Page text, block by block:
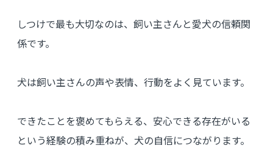
しつけで最も大切なのは、飼い主さんと愛犬の信頼関
係です。
犬は飼い主さんの声や表情、行動をよく見ています。
できたことを褒めてもらえる、安心できる存在がいる
という経験の積み重ねが、犬の自信につながります。